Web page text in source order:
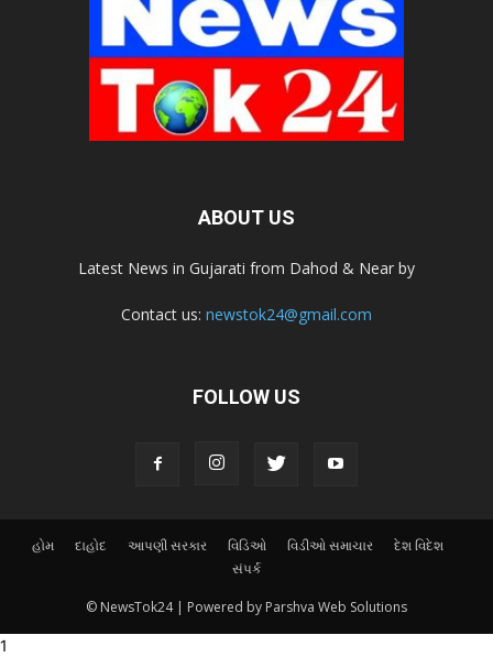
ABOUT US
Latest News in Gujarati from Dahod & Near by
Contact us: newstok24@gmail.com
FOLLOW US
હોમ દાહોદ આપણી સરકાર વિડિઓ વિડીઓ સમાચાર
દેશ વિદેશ
સંપર્ક
© NewsTok24 | Powered by Parshva Web Solutions
panel
1